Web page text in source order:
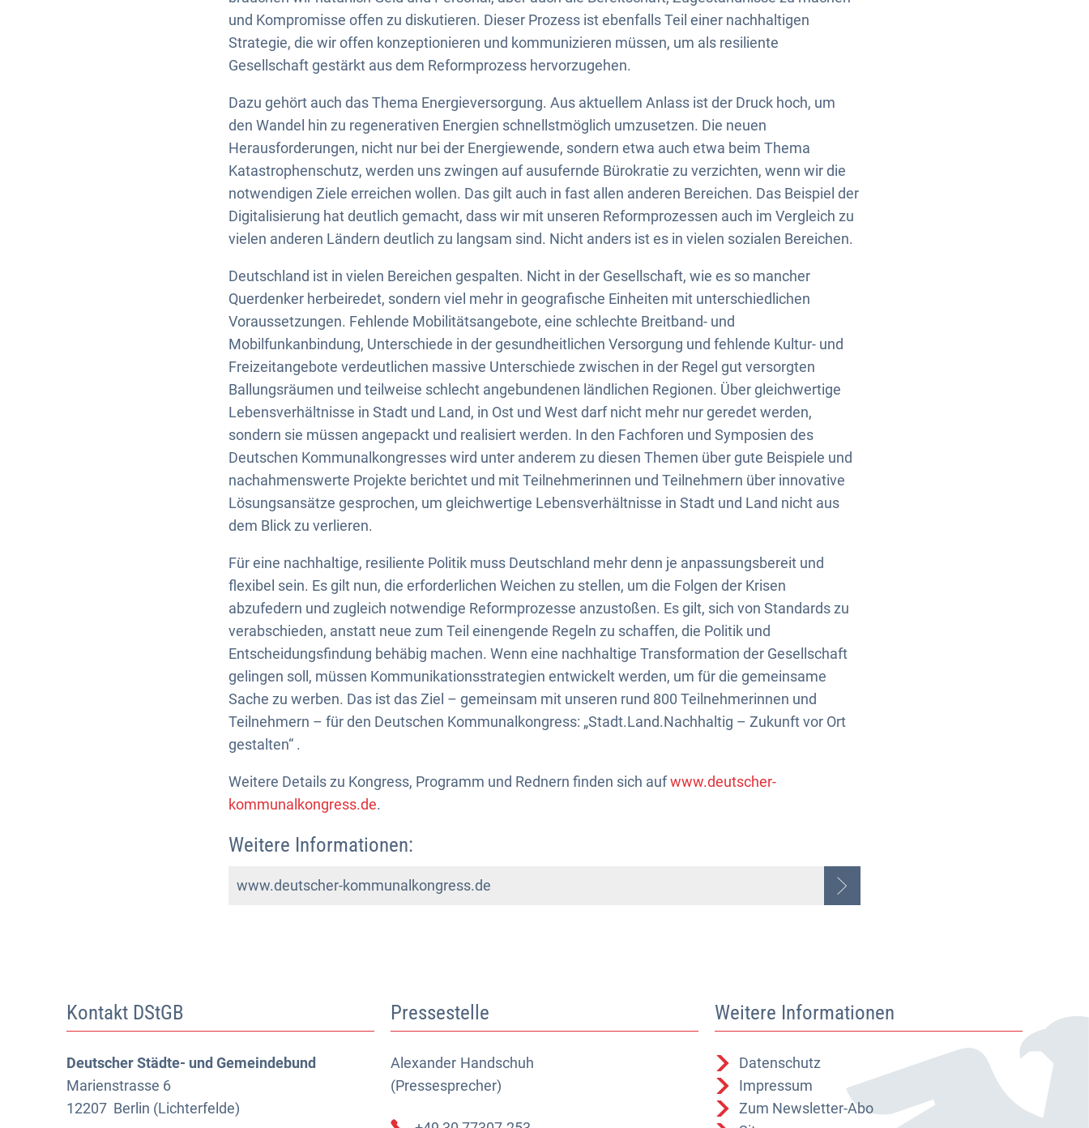
und Kompromisse offen zu diskutieren. Dieser Prozess ist ebenfalls Teil einer nachhaltigen
Strategie, die wir offen konzeptionieren und kommunizieren müssen, um als resiliente
Gesellschaft gestärkt aus dem Reformprozess hervorzugehen.
Dazu gehört auch das Thema Energieversorgung. Aus aktuellem Anlass ist der Druck hoch, um
den Wandel hin zu regenerativen Energien schnellstmöglich umzusetzen. Die neuen
Herausforderungen, nicht nur bei der Energiewende, sondern etwa auch etwa beim Thema
Katastrophenschutz, werden uns zwingen auf ausufernde Bürokratie zu verzichten, wenn wir die
notwendigen Ziele erreichen wollen. Das gilt auch in fast allen anderen Bereichen. Das Beispiel der
Digitalisierung hat deutlich gemacht, dass wir mit unseren Reformprozessen auch im Vergleich zu
vielen anderen Ländern deutlich zu langsam sind. Nicht anders ist es in vielen sozialen Bereichen.
Deutschland ist in vielen Bereichen gespalten. Nicht in der Gesellschaft, wie es so mancher
Querdenker herbeiredet, sondern viel mehr in geografische Einheiten mit unterschiedlichen
Voraussetzungen. Fehlende Mobilitätsangebote, eine schlechte Breitband- und
Mobilfunkanbindung, Unterschiede in der gesundheitlichen Versorgung und fehlende Kultur- und
Freizeitangebote verdeutlichen massive Unterschiede zwischen in der Regel gut versorgten
Ballungsräumen und teilweise schlecht angebundenen ländlichen Regionen. Über gleichwertige
Lebensverhältnisse in Stadt und Land, in Ost und West darf nicht mehr nur geredet werden,
sondern sie müssen angepackt und realisiert werden. In den Fachforen und Symposien des
Deutschen Kommunalkongresses wird unter anderem zu diesen Themen über gute Beispiele und
nachahmenswerte Projekte berichtet und mit Teilnehmerinnen und Teilnehmern über innovative
Lösungsansätze gesprochen, um gleichwertige Lebensverhältnisse in Stadt und Land nicht aus
dem Blick zu verlieren.
Für eine nachhaltige, resiliente Politik muss Deutschland mehr denn je anpassungsbereit und
flexibel sein. Es gilt nun, die erforderlichen Weichen zu stellen, um die Folgen der Krisen
abzufedern und zugleich notwendige Reformprozesse anzustoßen. Es gilt, sich von Standards zu
verabschieden, anstatt neue zum Teil einengende Regeln zu schaffen, die Politik und
Entscheidungsfindung behäbig machen. Wenn eine nachhaltige Transformation der Gesellschaft
gelingen soll, müssen Kommunikationsstrategien entwickelt werden, um für die gemeinsame
Sache zu werben. Das ist das Ziel – gemeinsam mit unseren rund 800 Teilnehmerinnen und
Teilnehmern – für den Deutschen Kommunalkongress: „Stadt.Land.Nachhaltig – Zukunft vor Ort
gestalten“ .
Weitere Details zu Kongress, Programm und Rednern finden sich aufwww.deutscher-
kommunalkongress.de.
Weitere Informationen:
www.deutscher-kommunalkongress.de
Kontakt DStGB
Deutscher Städte- und Gemeindebund
Marienstrasse 6
12207 Berlin (Lichterfelde)
Pressestelle
Alexander Handschuh
(Pressesprecher)
Alexander Handschuh (Pressesprecher)
Weitere Informationen
Datenschutz
Impressum
Zum Newsletter-Abo